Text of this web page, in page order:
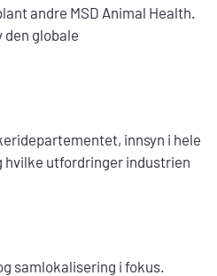
andre MSD Animal Health.
den globale
innsyn i hele
utfordringer industrien
samlokalisering i fokus.